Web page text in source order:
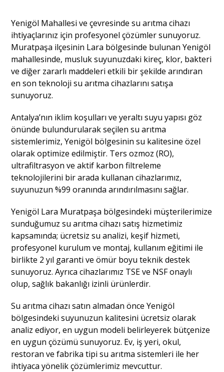
Yenigöl Mahallesi ve çevresinde su arıtma cihazı
ihtiyaçlarınız için profesyonel çözümler sunuyoruz.
Muratpaşa ilçesinin Lara bölgesinde bulunan Yenigöl
mahallesinde, musluk suyunuzdaki kireç, klor, bakteri
ve diğer zararlı maddeleri etkili bir şekilde arındıran
en son teknoloji su arıtma cihazlarını satışa
sunuyoruz.
Antalya’nın iklim koşulları ve yeraltı suyu yapısı göz
önünde bulundurularak seçilen su arıtma
sistemlerimiz, Yenigöl bölgesinin su kalitesine özel
olarak optimize edilmiştir. Ters ozmoz (RO),
ultrafiltrasyon ve aktif karbon filtreleme
teknolojilerini bir arada kullanan cihazlarımız,
suyunuzun %99 oranında arındırılmasını sağlar.
Yenigöl Lara Muratpaşa bölgesindeki müşterilerimize
sunduğumuz su arıtma cihazı satış hizmetimiz
kapsamında; ücretsiz su analizi, keşif hizmeti,
profesyonel kurulum ve montaj, kullanım eğitimi ile
birlikte 2 yıl garanti ve ömür boyu teknik destek
sunuyoruz. Ayrıca cihazlarımız TSE ve NSF onaylı
olup, sağlık bakanlığı izinli ürünlerdir.
Su arıtma cihazı satın almadan önce Yenigöl
bölgesindeki suyunuzun kalitesini ücretsiz olarak
analiz ediyor, en uygun modeli belirleyerek bütçenize
en uygun çözümü sunuyoruz. Ev, iş yeri, okul,
restoran ve fabrika tipi su arıtma sistemleri ile her
ihtiyaca yönelik çözümlerimiz mevcuttur.